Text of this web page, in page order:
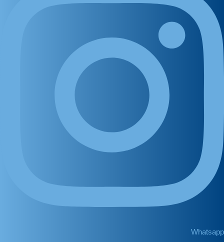
Whatsapp